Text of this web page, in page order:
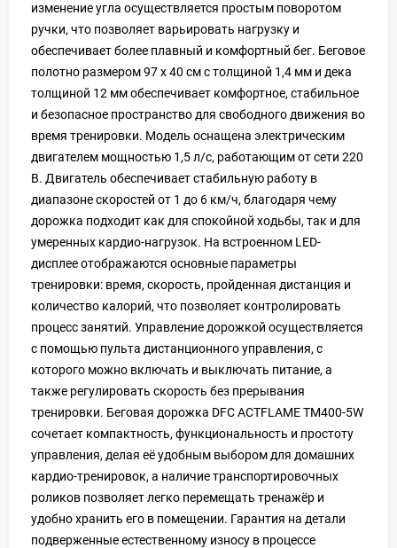
изменение угла осуществляется простым поворотом
ручки, что позволяет варьировать нагрузку и
обеспечивает более плавный и комфортный бег. Беговое
полотно размером 97 х 40 см с толщиной 1,4 мм и дека
толщиной 12 мм обеспечивает комфортное, стабильное
и безопасное пространство для свободного движения во
время тренировки. Модель оснащена электрическим
двигателем мощностью 1,5 л/с, работающим от сети 220
В. Двигатель обеспечивает стабильную работу в
диапазоне скоростей от 1 до 6 км/ч, благодаря чему
дорожка подходит как для спокойной ходьбы, так и для
умеренных кардио-нагрузок. На встроенном LED-
дисплее отображаются основные параметры
тренировки: время, скорость, пройденная дистанция и
количество калорий, что позволяет контролировать
процесс занятий. Управление дорожкой осуществляется
с помощью пульта дистанционного управления, с
которого можно включать и выключать питание, а
также регулировать скорость без прерывания
тренировки. Беговая дорожка DFC ACTFLAME TM400-5W
сочетает компактность, функциональность и простоту
управления, делая её удобным выбором для домашних
кардио-тренировок, а наличие транспортировочных
роликов позволяет легко перемещать тренажёр и
удобно хранить его в помещении. Гарантия на детали
подверженные естественному износу в процессе